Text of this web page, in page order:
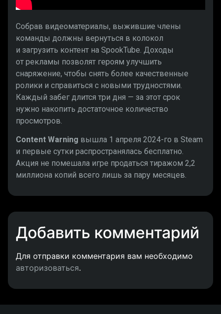
Собрав видеоматериалы, выжившие члены
команды должны вернуться в колокол
и загрузить контент на SpookTube. Доходы
от рекламы позволят героям улучшить
снаряжение, чтобы снять более качественные
ролики и справиться с новыми трудностями.
Каждый забег длится три дня — за этот срок
нужно накопить достаточное количество
просмотров.
Content Warning вышла 1 апреля 2024-го в Steam
и первые сутки распространялась бесплатно.
Акция не помешала игре продаться тиражом 2,2
миллиона копий всего лишь за пару месяцев.
Добавить комментарий
Для отправки комментария вам необходимо
авторизоваться.